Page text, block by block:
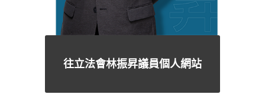
往立法會林振昇議員個人網站